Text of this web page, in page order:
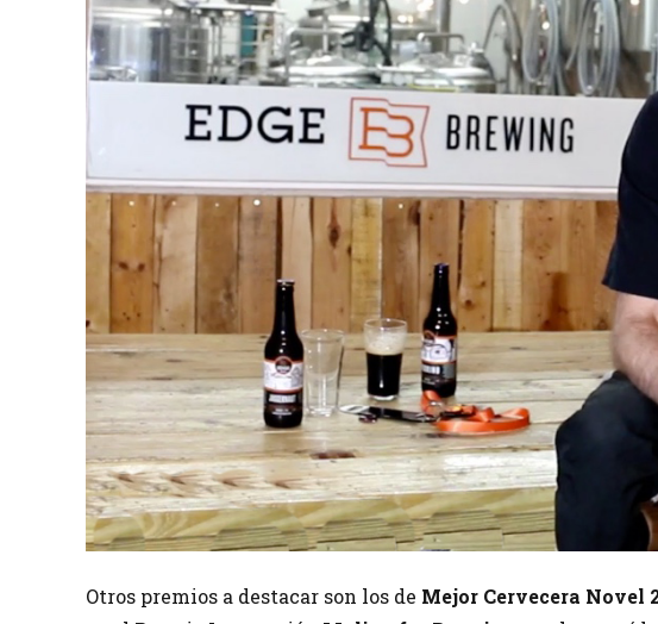
Otros premios a destacar son los de Mejor Cervecera Novel